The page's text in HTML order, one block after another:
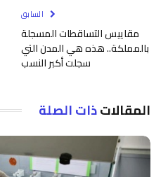
السابق
مقاييس التساقطات المسجلة
بالمملكة.. هذه هي المدن التي
سجلت أكبر النسب
المقالاتذات الصلة